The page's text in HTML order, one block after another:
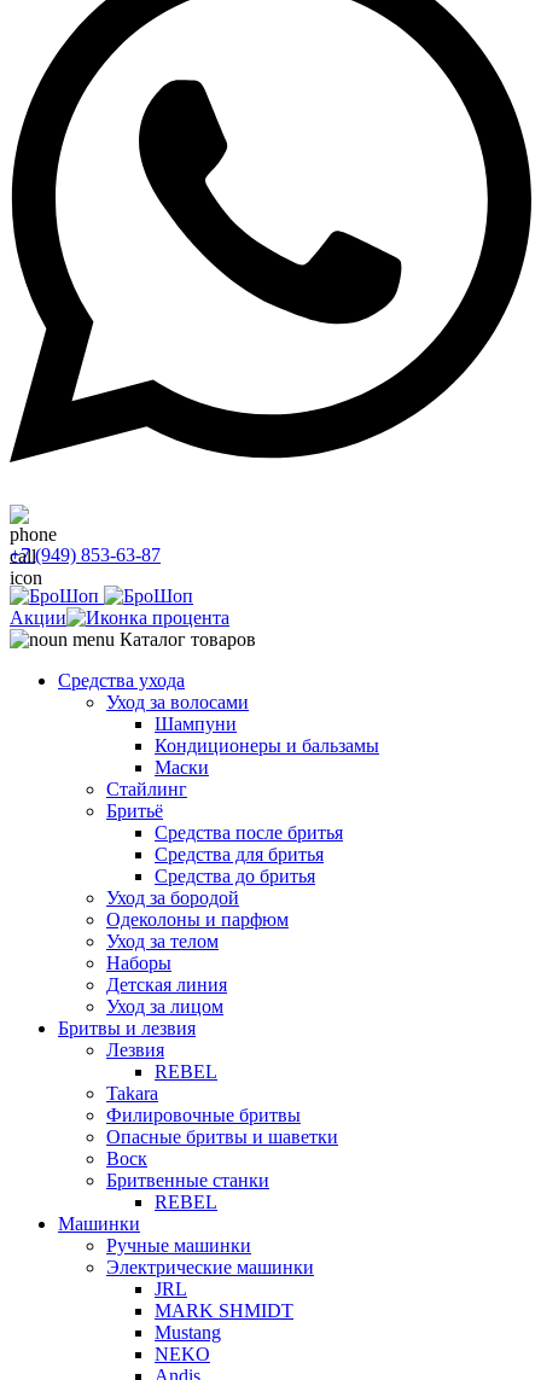
+7 (949) 853-63-87
Акции
Каталог товаров
Средства ухода
Уход за волосами
Шампуни
Кондиционеры и бальзамы
Маски
Стайлинг
Бритьё
Средства после бритья
Средства для бритья
Средства до бритья
Уход за бородой
Одеколоны и парфюм
Уход за телом
Наборы
Детская линия
Уход за лицом
Бритвы и лезвия
Лезвия
REBEL
Takara
Филировочные бритвы
Опасные бритвы и шаветки
Воск
Бритвенные станки
REBEL
Машинки
Ручные машинки
Электрические машинки
JRL
MARK SHMIDT
Mustang
NEKO
Andis